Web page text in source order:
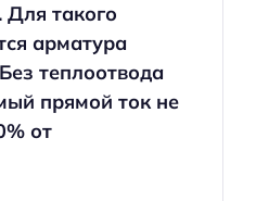
Для такого
арматура
теплоотвода
прямой ток не
от